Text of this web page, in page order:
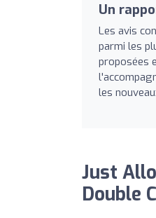
Un
Les avis
parmi les
proposées
les
Just
Double